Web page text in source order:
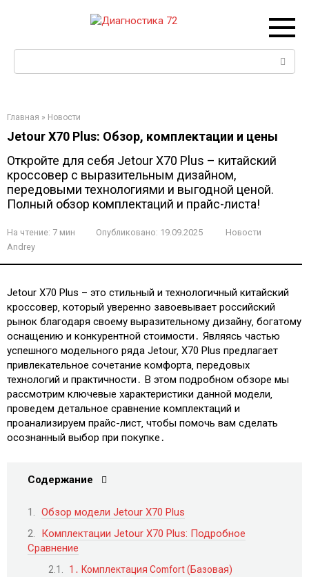
Главная » Новости
Jetour X70 Plus: Обзор, комплектации и цены
Откройте для себя Jetour X70 Plus – китайский
кроссовер с выразительным дизайном,
передовыми технологиями и выгодной ценой.
Полный обзор комплектаций и прайс-листа!
На чтение: 7 мин Опубликовано: 19.09.2025
Новости
Andrey
Jetour X70 Plus – это стильный и технологичный китайский
кроссовер‚ который уверенно завоевывает российский
рынок благодаря своему выразительному дизайну‚ богатому
оснащению и конкурентной стоимости․ Являясь частью
успешного модельного ряда Jetour‚ X70 Plus предлагает
привлекательное сочетание комфорта‚ передовых
технологий и практичности․ В этом подробном обзоре мы
рассмотрим ключевые характеристики данной модели‚
проведем детальное сравнение комплектаций и
проанализируем прайс-лист‚ чтобы помочь вам сделать
осознанный выбор при покупке․
Содержание
Обзор модели Jetour X70 Plus
Комплектации Jetour X70 Plus: Подробное
Сравнение
1․ Комплектация Comfort (Базовая)